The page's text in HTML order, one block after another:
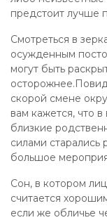
предстоит лучше
Смотреться в
осужденным
могут быть
скорой смене
вам кажется, что
близкие
силами старались
большое
Сон, в котором
считается
если же обличье